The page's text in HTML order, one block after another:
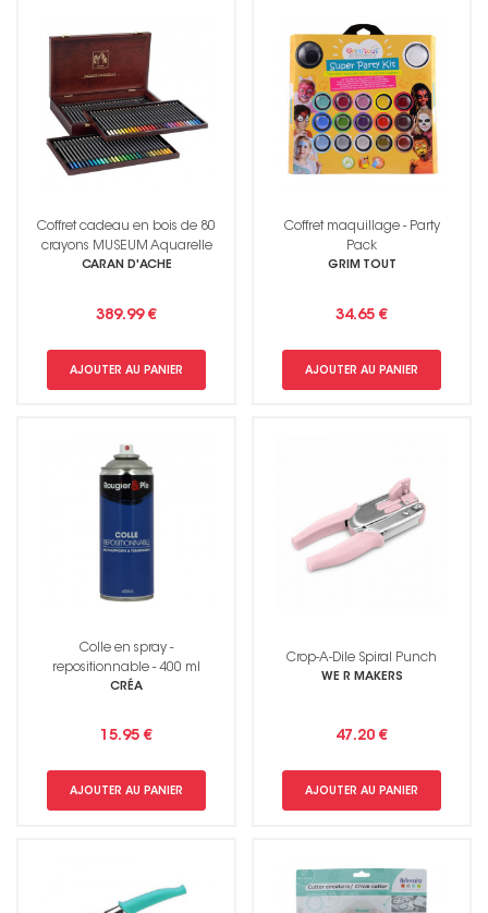
Coffret cadeau en bois de 80
crayons MUSEUM Aquarelle
CARAN D'ACHE
389.99 €
AJOUTER AU PANIER
Coffret maquillage - Party
Pack
GRIM TOUT
34.65 €
AJOUTER AU PANIER
Colle en spray -
repositionnable - 400 ml
CRÉA
15.95 €
AJOUTER AU PANIER
Crop-A-Dile Spiral Punch
WE R MAKERS
47.20 €
AJOUTER AU PANIER